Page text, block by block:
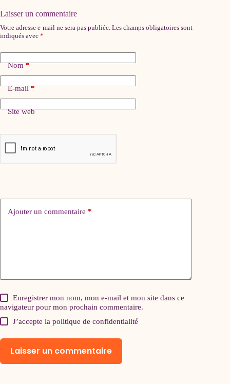
Laisser un commentaire
Votre adresse e-mail ne sera pas publiée. Les champs obligatoires sont
indiqués avec *
Nom*
E-mail*
Site web
Ajouter un commentaire *
Enregistrer mon nom, mon e-mail et mon site dans ce
navigateur pour mon prochain commentaire.
J’accepte lapolitique de confidentialité
Laisser un commentaire